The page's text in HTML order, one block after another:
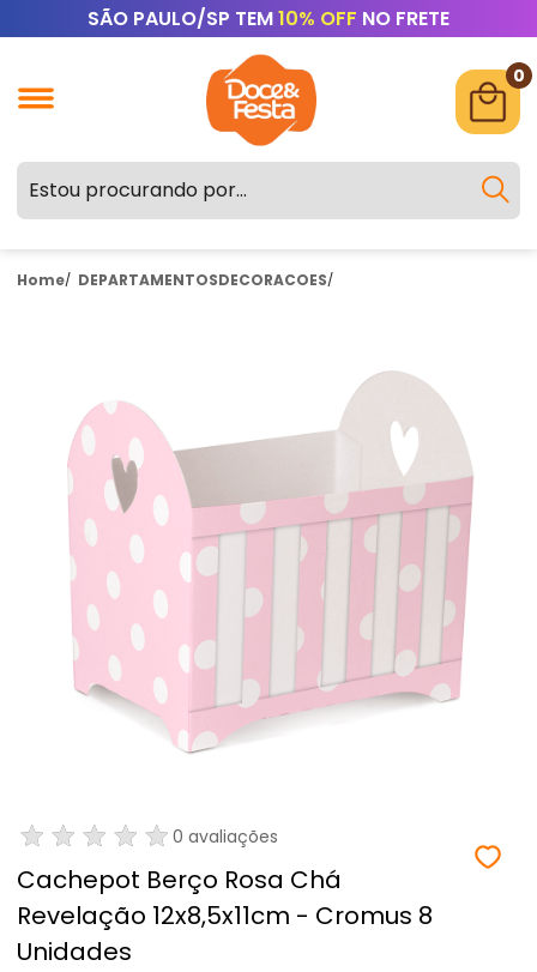
SÃO PAULO/SP TEM10% OFF NO FRETE
0
Home DEPARTAMENTOSDECORACOES
0 avaliações
Cachepot Berço Rosa Chá
Revelação 12x8,5x11cm - Cromus 8
Unidades